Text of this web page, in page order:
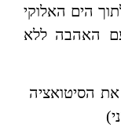
הים האלוקי
האהבה ללא
הסיטואציה